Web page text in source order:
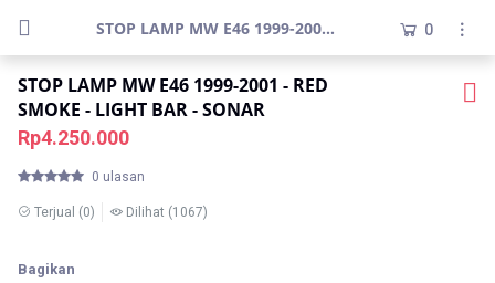
STOP LAMP MW E46 1999-2001 - RED SMOKE - LIGHT BAR - SONAR 0
STOP LAMP MW E46 1999-2001 - RED
SMOKE - LIGHT BAR - SONAR
Rp4.250.000
0 ulasan
Terjual (0) Dilihat (1067)
Bagikan